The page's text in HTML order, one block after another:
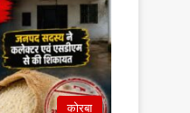
कोरबा